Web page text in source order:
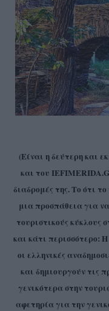
(Είναι η δεύτερη και
και του
διαδρομές της. Το ότι
μια προσπάθεια για να
τουριστικούς κύκλους
και κάτι περισσότερο:
οι ελληνικές
και δημιουργούν τις
γενικότερα στην
αφετηρία για την